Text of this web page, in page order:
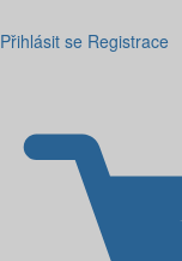
Přihlásit se Registrace